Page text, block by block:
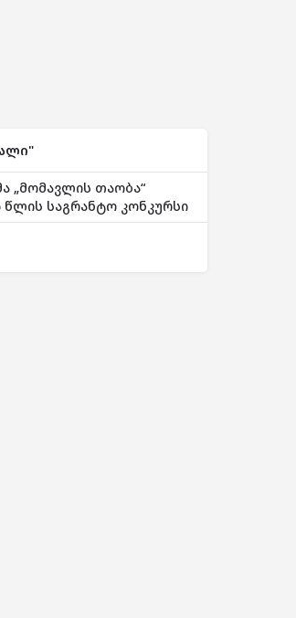
„მომავლის თაობა“
წლის საგრანტო კონკურსი